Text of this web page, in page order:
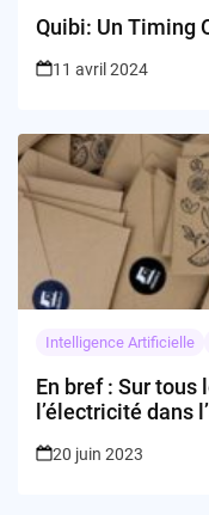
Quibi: Un Timing
11 avril 2024
Intelligence Artificielle
En bref : Sur tous
l’électricité dans
20 juin 2023